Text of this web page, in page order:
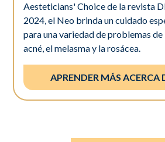
Aesteticians' Choice de la revista
2024, el Neo brinda un cuidado
para una variedad de problemas
acné, el melasma y la rosácea.
APRENDER MÁS ACERCA